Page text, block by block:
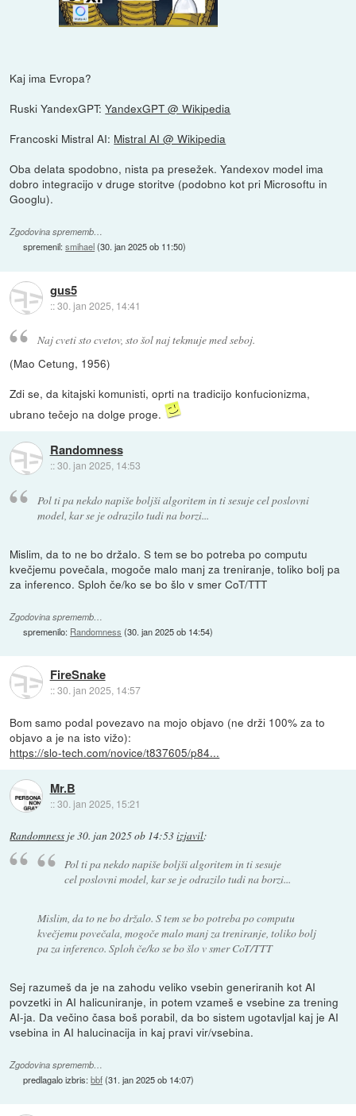
Kaj ima Evropa?
Ruski YandexGPT:YandexGPT @ Wikipedia
Francoski Mistral AI: Mistral AI @ Wikipedia
Oba delata spodobno, nista pa presežek. Yandexov model ima
dobro integracijo v druge storitve (podobno kot pri Microsoftu in
Googlu).
Zgodovina sprememb…
spremenil:smihael(30. jan 2025 ob 11:50)
gus5
::30. jan 2025, 14:41
Naj cveti sto cvetov, sto šol naj tekmuje med seboj.
(Mao Cetung, 1956)
Zdi se, da kitajski komunisti, oprti na tradicijo konfucionizma,
ubrano tečejo na dolge proge.
Randomness
::30. jan 2025, 14:53
Pol ti pa nekdo napiše boljši algoritem in ti sesuje cel poslovni
model, kar se je odrazilo tudi na borzi...
Mislim, da to ne bo držalo. S tem se bo potreba po computu
kvečjemu povečala, mogoče malo manj za treniranje, toliko bolj pa
za inferenco. Sploh če/ko se bo šlo v smer CoT/TTT
Zgodovina sprememb…
spremenilo: Randomness (30. jan 2025 ob 14:54)
FireSnake
::30. jan 2025, 14:57
Bom samo podal povezavo na mojo objavo (ne drži 100% za to
objavo a je na isto vižo):
https://slo-tech.com/novice/t837605/p84...
Mr.B
::30. jan 2025, 15:21
Randomness je30. jan 2025 ob 14:53izjavil:
Pol ti pa nekdo napiše boljši algoritem in ti sesuje
cel poslovni model, kar se je odrazilo tudi na borzi...
Mislim, da to ne bo držalo. S tem se bo potreba po computu
kvečjemu povečala, mogoče malo manj za treniranje, toliko bolj
pa za inferenco. Sploh če/ko se bo šlo v smer CoT/TTT
Sej razumeš da je na zahodu veliko vsebin generiranih kot AI
povzetki in AI halicuniranje, in potem vzameš e vsebine za trening
AI-ja. Da večino časa boš porabil, da bo sistem ugotavljal kaj je AI
vsebina in AI halucinacija in kaj pravi vir/vsebina.
Zgodovina sprememb…
predlagalo izbris:bbf(31. jan 2025 ob 14:07)